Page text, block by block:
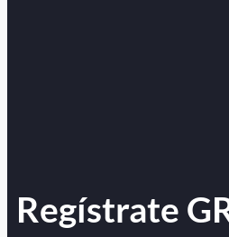
Regístrate